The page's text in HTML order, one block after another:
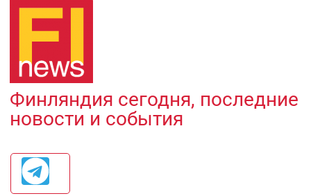
Финляндия сегодня, последние
новости и события